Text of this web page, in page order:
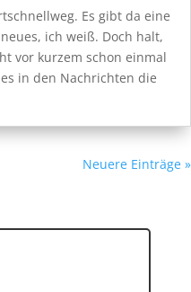
Es gibt da eine
ich weiß. Doch halt,
vor kurzem schon einmal
in den Nachrichten die
Neuere Einträge »